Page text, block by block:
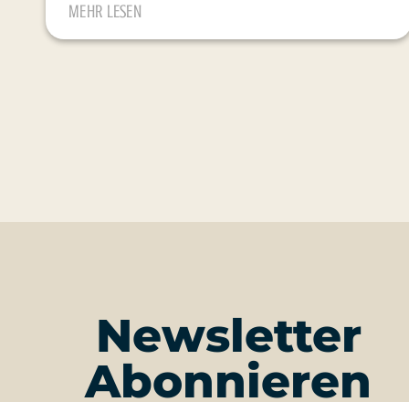
MEHR LESEN
Newsletter
Abonnieren